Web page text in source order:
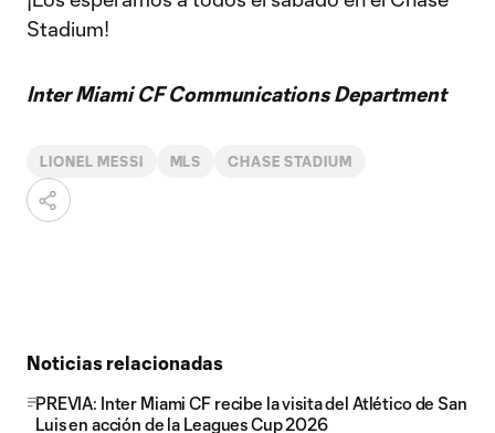
Stadium!
Inter Miami CF Communications Department
LIONEL MESSI MLS CHASE STADIUM
Noticias relacionadas
PREVIA: Inter Miami CF recibe la visita del Atlético de San
Luis en acción de la Leagues Cup 2026